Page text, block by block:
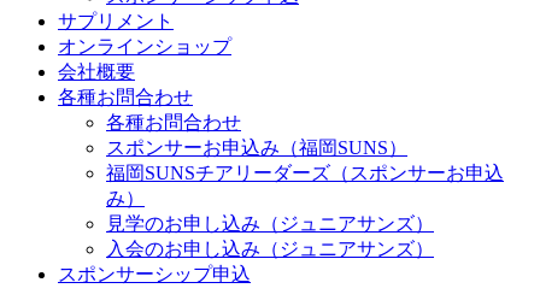
サプリメント
オンラインショップ
会社概要
各種お問合わせ
各種お問合わせ
スポンサーお申込み（福岡SUNS）
福岡SUNSチアリーダーズ（スポンサーお申込
み）
見学のお申し込み（ジュニアサンズ）
入会のお申し込み（ジュニアサンズ）
スポンサーシップ申込